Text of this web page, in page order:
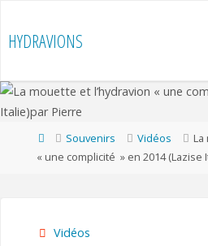
content
HYDRAVIONS
HomeSouvenirs Vidéos
« une complicité » en 2014 (Lazise
Vidéos